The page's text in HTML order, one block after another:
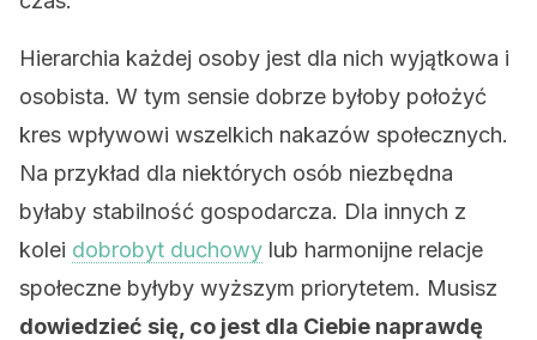
Hierarchia każdej osoby jest dla nich wyjątkowa i
osobista. W tym sensie dobrze byłoby położyć
kres wpływowi wszelkich nakazów społecznych.
Na przykład dla niektórych osób niezbędna
byłaby stabilność gospodarcza. Dla innych z
kolei dobrobyt duchowy lub harmonijne relacje
społeczne byłyby wyższym priorytetem. Musisz
dowiedzieć się, co jest dla Ciebie naprawdę